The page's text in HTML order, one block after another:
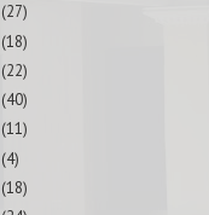
(27)
(18)
(22)
(40)
(11)
(4)
(18)